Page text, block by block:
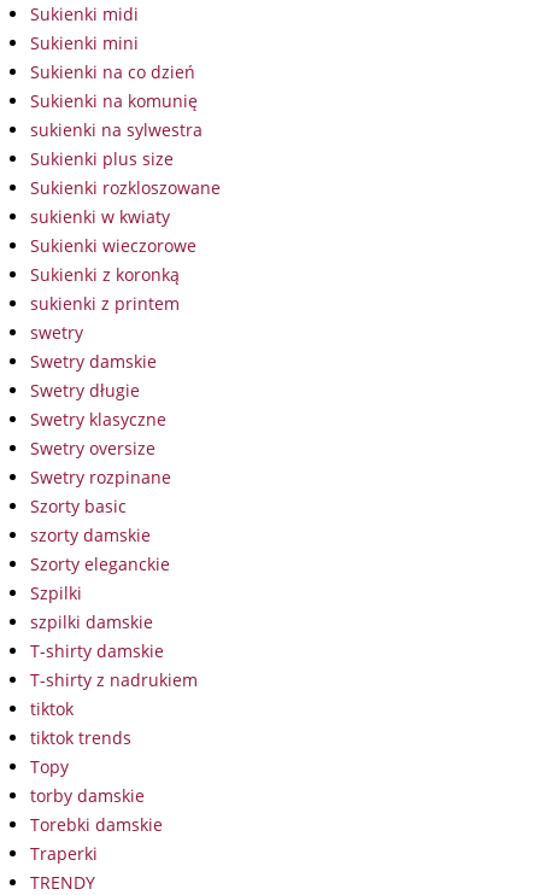
Sukienki midi
Sukienki mini
Sukienki na co dzień
Sukienki na komunię
sukienki na sylwestra
Sukienki plus size
Sukienki rozkloszowane
sukienki w kwiaty
Sukienki wieczorowe
Sukienki z koronką
sukienki z printem
swetry
Swetry damskie
Swetry długie
Swetry klasyczne
Swetry oversize
Swetry rozpinane
Szorty basic
szorty damskie
Szorty eleganckie
Szpilki
szpilki damskie
T-shirty damskie
T-shirty z nadrukiem
tiktok
tiktok trends
Topy
torby damskie
Torebki damskie
Traperki
TRENDY